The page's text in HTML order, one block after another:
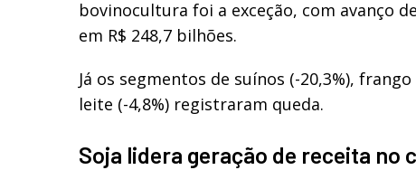
bovinocultura foi a exceção, com avanço
em R$ 248,7 bilhões.
Já os segmentos de suínos (-20,3%), frango
leite (-4,8%) registraram queda.
Soja lidera geração de receita no